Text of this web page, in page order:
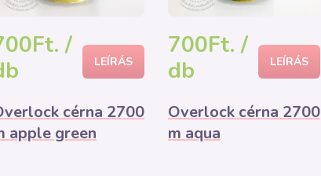
/
LEÍRÁS
cérna 2700
apple green
700Ft. /
db
LEÍRÁS
Overlock cérna 2700
m aqua